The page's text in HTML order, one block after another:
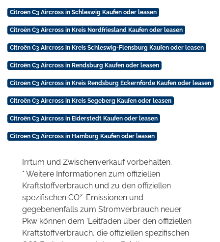
Citroën C3 Aircross in Schleswig Kaufen oder leasen
Citroën C3 Aircross in Kreis Nordfriesland Kaufen oder leasen
Citroën C3 Aircross in Kreis Schleswig-Flensburg Kaufen oder leasen
Citroën C3 Aircross in Rendsburg Kaufen oder leasen
Citroën C3 Aircross in Kreis Rendsburg Eckernförde Kaufen oder leasen
Citroën C3 Aircross in Kreis Segeberg Kaufen oder leasen
Citroën C3 Aircross in Eiderstedt Kaufen oder leasen
Citroën C3 Aircross in Hamburg Kaufen oder leasen
Irrtum und Zwischenverkauf vorbehalten.
* Weitere Informationen zum offiziellen
Kraftstoffverbrauch und zu den offiziellen
spezifischen CO2-Emissionen und
gegebenenfalls zum Stromverbrauch neuer
Pkw können dem 'Leitfaden über den offiziellen
Kraftstoffverbrauch, die offiziellen spezifischen